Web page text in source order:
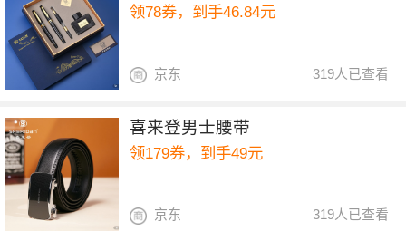
领78券，到手46.84元
319人已查看
京东
喜来登男士腰带
领179券，到手49元
319人已查看
京东